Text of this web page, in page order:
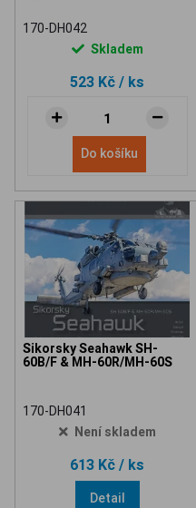
170-DH042
Skladem
523 Kč / ks
Do košíku
Sikorsky Seahawk SH-
60B/F & MH-60R/MH-60S
170-DH041
Není skladem
613 Kč / ks
Detail